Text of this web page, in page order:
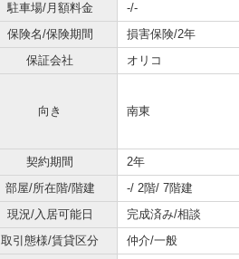
駐車場/月額料金
-/-
保険名/保険期間
損害保険/2年
保証会社 オリコ
向き 南東
契約期間
2年
部屋/所在階/階建
-/ 2階/ 7階建
現況/入居可能日
完成済み/相談
取引態様/賃貸区分
仲介/一般